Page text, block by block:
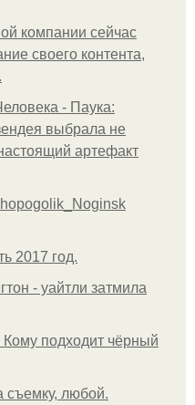
компании сейчас
своего контента,
- Паука:
выбрала не
артефакт
2017 год.
- уайтли затмила
Кому подходит чёрный
съемку, любой.